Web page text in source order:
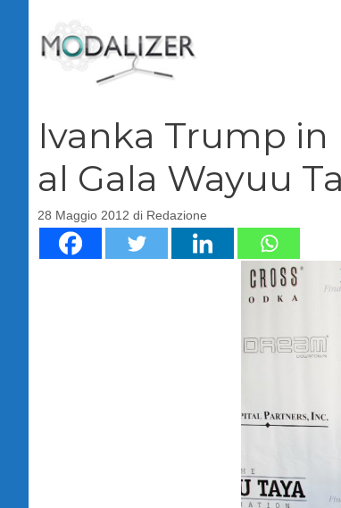
contenuto
Ivanka Trump
al Gala Wayuu
28 Maggio 2012 di Redazione